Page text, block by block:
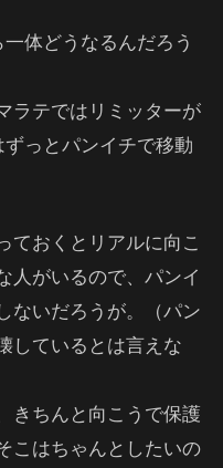
体どうなるんだろう
ラテではリミッターが
っとパンイチで移動
ておくとリアルに向こ
人がいるので、パンイ
ないだろうが。（パン
しているとは言えな
きちんと向こうで保護
こはちゃんとしたいの